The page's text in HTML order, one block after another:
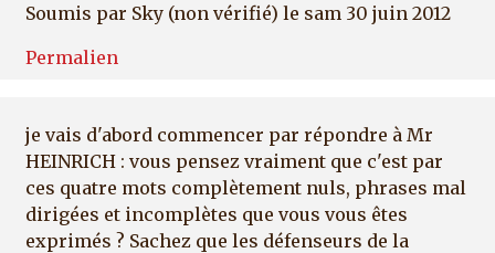
Soumis par Sky (non vérifié) le sam 30 juin 2012
Permalien
je vais d'abord commencer par répondre à Mr
HEINRICH : vous pensez vraiment que c'est par
ces quatre mots complètement nuls, phrases mal
dirigées et incomplètes que vous vous êtes
exprimés ? Sachez que les défenseurs de la